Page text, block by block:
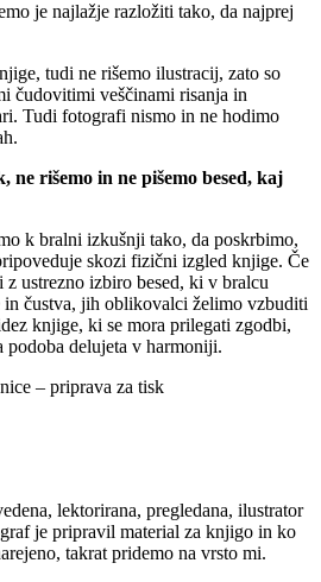
je najlažje razložiti tako, da najprej
tudi ne rišemo ilustracij, zato so
čudovitimi veščinami risanja in
Tudi fotografi nismo in ne hodimo
ne rišemo in ne pišemo besed, kaj
k bralni izkušnji tako, da poskrbimo,
skozi fizični izgled knjige. Če
z ustrezno izbiro besed, ki v bralcu
čustva, jih oblikovalci želimo vzbuditi
knjige, ki se mora prilegati zgodbi,
podoba delujeta v harmoniji.
– priprava za tisk
lektorirana, pregledana, ilustrator
je pripravil material za knjigo in ko
takrat pridemo na vrsto mi.